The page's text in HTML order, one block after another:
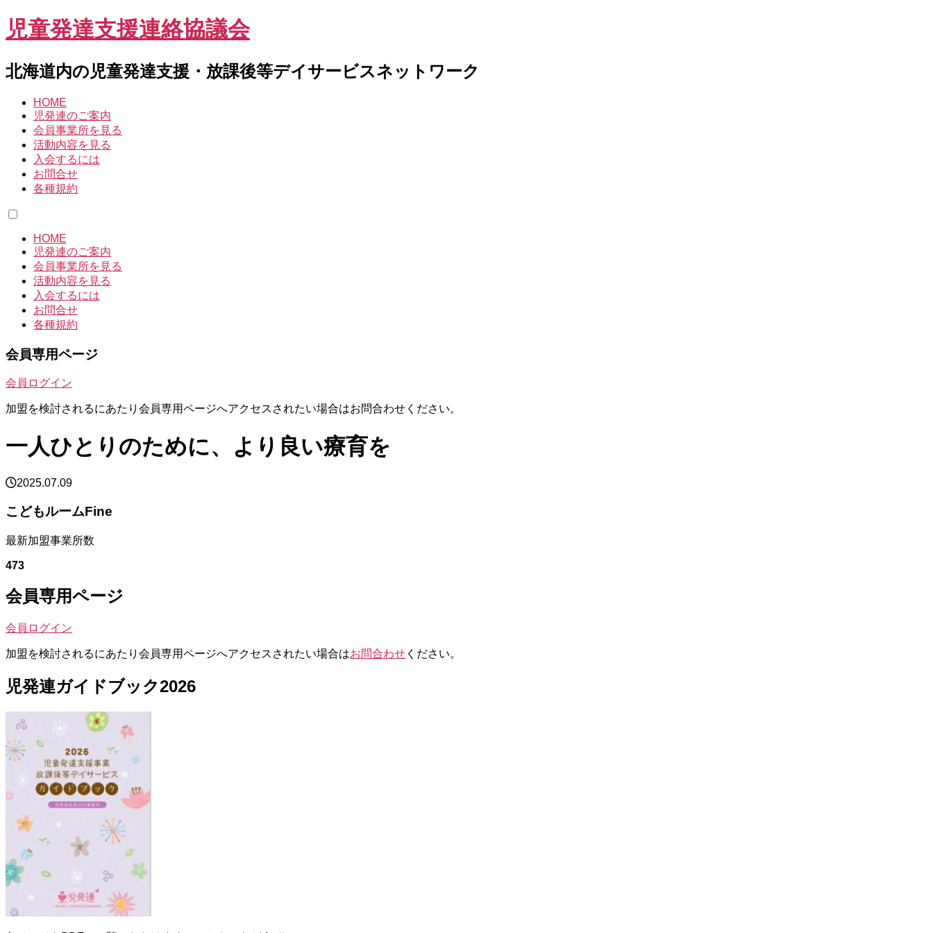
児童発達支援連絡協議会
北海道内の児童発達支援・放課後等デイサービスネットワーク
HOME
児発連のご案内
会員事業所を見る
活動内容を見る
入会するには
お問合せ
各種規約
HOME
児発連のご案内
会員事業所を見る
活動内容を見る
入会するには
お問合せ
各種規約
会員専用ページ
会員ログイン
加盟を検討されるにあたり会員専用ページへアクセスされたい場合はお問合わせください。
一人ひとりのために、より良い療育を
2025.07.09
こどもルームFine
最新加盟事業所数
473
会員専用ページ
会員ログイン
加盟を検討されるにあたり会員専用ページへアクセスされたい場合はお問合わせ ください。
児発連ガイドブック2026